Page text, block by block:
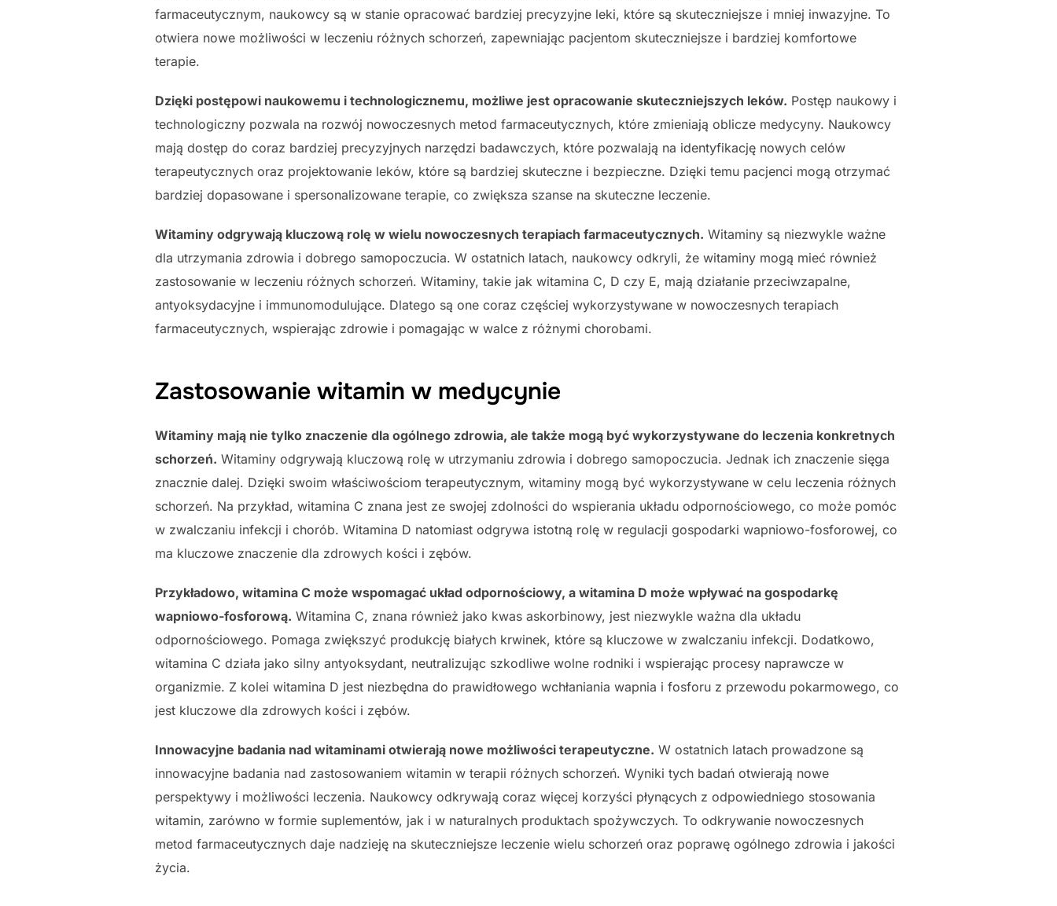
farmaceutycznym, naukowcy są w stanie opracować bardziej precyzyjne leki, które są skuteczniejsze i mniej inwazyjne. To
otwiera nowe możliwości w leczeniu różnych schorzeń, zapewniając pacjentom skuteczniejsze i bardziej komfortowe
terapie.
Dzięki postępowi naukowemu i technologicznemu, możliwe jest opracowanie skuteczniejszych leków. Postęp naukowy i
technologiczny pozwala na rozwój nowoczesnych metod farmaceutycznych, które zmieniają oblicze medycyny. Naukowcy
mają dostęp do coraz bardziej precyzyjnych narzędzi badawczych, które pozwalają na identyfikację nowych celów
terapeutycznych oraz projektowanie leków, które są bardziej skuteczne i bezpieczne. Dzięki temu pacjenci mogą otrzymać
bardziej dopasowane i spersonalizowane terapie, co zwiększa szanse na skuteczne leczenie.
Witaminy odgrywają kluczową rolę w wielu nowoczesnych terapiach farmaceutycznych. Witaminy są niezwykle ważne
dla utrzymania zdrowia i dobrego samopoczucia. W ostatnich latach, naukowcy odkryli, że witaminy mogą mieć również
zastosowanie w leczeniu różnych schorzeń. Witaminy, takie jak witamina C, D czy E, mają działanie przeciwzapalne,
antyoksydacyjne i immunomodulujące. Dlatego są one coraz częściej wykorzystywane w nowoczesnych terapiach
farmaceutycznych, wspierając zdrowie i pomagając w walce z różnymi chorobami.
Zastosowanie witamin w medycynie
Witaminy mają nie tylko znaczenie dla ogólnego zdrowia, ale także mogą być wykorzystywane do leczenia konkretnych
schorzeń. Witaminy odgrywają kluczową rolę w utrzymaniu zdrowia i dobrego samopoczucia. Jednak ich znaczenie sięga
znacznie dalej. Dzięki swoim właściwościom terapeutycznym, witaminy mogą być wykorzystywane w celu leczenia różnych
schorzeń. Na przykład, witamina C znana jest ze swojej zdolności do wspierania układu odpornościowego, co może pomóc
w zwalczaniu infekcji i chorób. Witamina D natomiast odgrywa istotną rolę w regulacji gospodarki wapniowo-fosforowej, co
ma kluczowe znaczenie dla zdrowych kości i zębów.
Przykładowo, witamina C może wspomagać układ odpornościowy, a witamina D może wpływać na gospodarkę
wapniowo-fosforową. Witamina C, znana również jako kwas askorbinowy, jest niezwykle ważna dla układu
odpornościowego. Pomaga zwiększyć produkcję białych krwinek, które są kluczowe w zwalczaniu infekcji. Dodatkowo,
witamina C działa jako silny antyoksydant, neutralizując szkodliwe wolne rodniki i wspierając procesy naprawcze w
organizmie. Z kolei witamina D jest niezbędna do prawidłowego wchłaniania wapnia i fosforu z przewodu pokarmowego, co
jest kluczowe dla zdrowych kości i zębów.
Innowacyjne badania nad witaminami otwierają nowe możliwości terapeutyczne. W ostatnich latach prowadzone są
innowacyjne badania nad zastosowaniem witamin w terapii różnych schorzeń. Wyniki tych badań otwierają nowe
perspektywy i możliwości leczenia. Naukowcy odkrywają coraz więcej korzyści płynących z odpowiedniego stosowania
witamin, zarówno w formie suplementów, jak i w naturalnych produktach spożywczych. To odkrywanie nowoczesnych
metod farmaceutycznych daje nadzieję na skuteczniejsze leczenie wielu schorzeń oraz poprawę ogólnego zdrowia i jakości
życia.